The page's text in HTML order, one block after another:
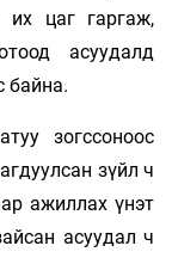
их цаг гаргаж,
асуудалд
байна.
зогссоноос
зүйл ч
ажиллах үнэт
асуудал ч